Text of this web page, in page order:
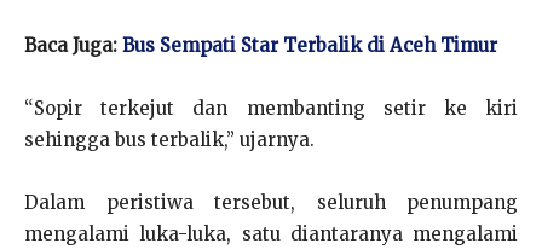
Baca Juga: Bus Sempati Star Terbalik di Aceh Timur
“Sopir terkejut dan membanting setir ke kiri
sehingga bus terbalik,” ujarnya.
Dalam peristiwa tersebut, seluruh penumpang
mengalami luka-luka, satu diantaranya mengalami